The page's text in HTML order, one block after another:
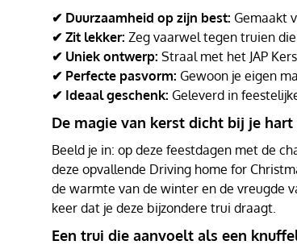
✔ Duurzaamheid op zijn best: Gemaakt
✔ Zit lekker: Zeg vaarwel tegen truien
✔ Uniek ontwerp: Straal met het JAP
✔ Perfecte pasvorm: Gewoon je eigen
✔ Ideaal geschenk: Geleverd in
De magie van kerst dicht bij je hart
Beeld je in: op deze feestdagen met de
deze opvallende Driving home for
de warmte van de winter en de vreugde
keer dat je deze bijzondere trui draagt.
Een trui die aanvoelt als een